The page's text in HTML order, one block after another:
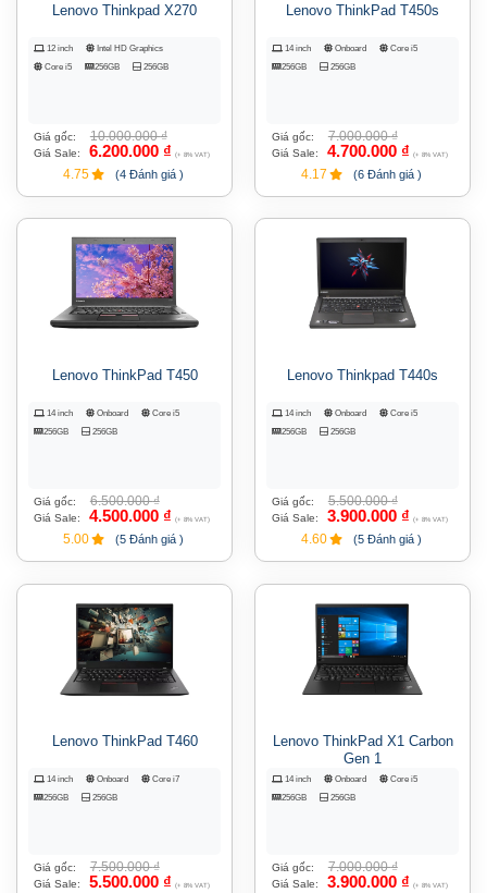
Lenovo Thinkpad X270
12 inch
Intel HD Graphics
Core i5
256GB 256GB
Giá gốc: 10.000.000₫
Giá Sale: 6.200.000 ₫ (+ 8% VAT)
4.75 (4 Đánh giá )
Lenovo ThinkPad T450s
14 inch Onboard
Core i5
256GB
256GB
Giá gốc: 7.000.000₫
Giá Sale: 4.700.000 ₫ (+ 8% VAT)
4.17 (6 Đánh giá )
Lenovo ThinkPad T450
14 inch Onboard
Core i5
256GB
256GB
Giá gốc: 6.500.000₫
Giá Sale: 4.500.000 ₫ (+ 8% VAT)
5.00 (5 Đánh giá )
Lenovo Thinkpad T440s
14 inch Onboard
Core i5
256GB
256GB
Giá gốc: 5.500.000₫
Giá Sale: 3.900.000 ₫ (+ 8% VAT)
4.60 (5 Đánh giá )
Lenovo ThinkPad T460
14 inch Onboard
Core i7
256GB
256GB
Giá gốc: 7.500.000₫
Giá Sale: 5.500.000 ₫ (+ 8% VAT)
Lenovo ThinkPad X1 Carbon
Gen 1
14 inch Onboard
Core i5
256GB
256GB
Giá gốc: 7.000.000₫
Giá Sale: 3.900.000 ₫ (+ 8% VAT)